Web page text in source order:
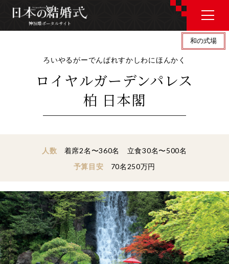
J P E N
神社婚会場を探す
和婚コラム
先輩カップル実例
神社婚ポータルサイト
ろいやるがーでんぱれすかしわにほんかく
ロイヤルガーデンパレス
柏 日本閣
和の式場
人数
着席2名〜360名 立食30名〜500名
予算目安
70名250万円